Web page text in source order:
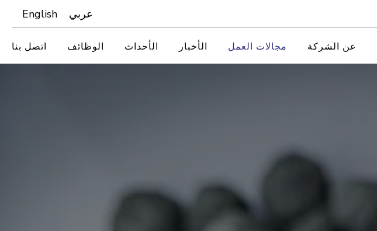
عربي English
عن الشركة مجالات العمل الأخبار الأحداث الوظائف اتصل بنا